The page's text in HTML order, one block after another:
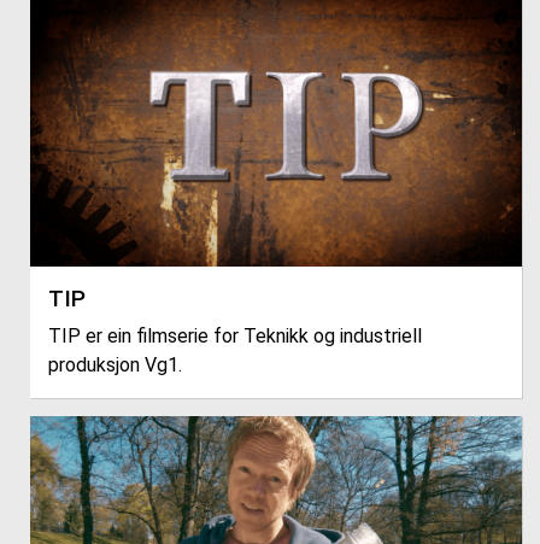
TIP
TIP er ein filmserie for Teknikk og industriell
produksjon Vg1.